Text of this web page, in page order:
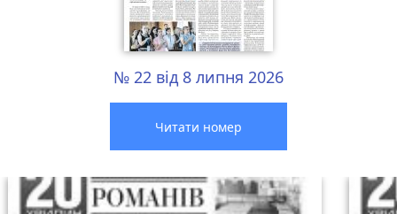
№ 22 від 8 липня 2026
Читати номер